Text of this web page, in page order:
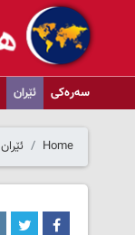
سەرەکی ئێران
Home ئێران